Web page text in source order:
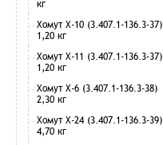
кг
Хомут Х-10 (3.407.1-136.3-37)
1,20 кг
Хомут Х-11 (3.407.1-136.3-37)
1,20 кг
Хомут Х-6 (3.407.1-136.3-38)
2,30 кг
Хомут Х-24 (3.407.1-136.3-39)
4,70 кг